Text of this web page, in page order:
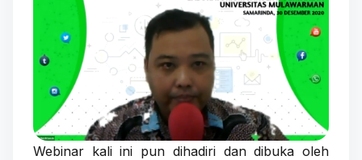
Webinar kali ini pun dihadiri dan dibuka oleh